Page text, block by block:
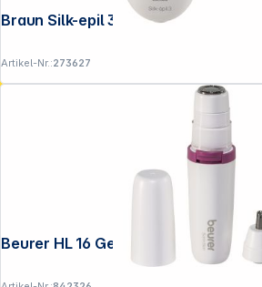
Braun Silk-epil 3 SE 3-031
Artikel-Nr.:273627
Beurer HL 16 Gesichtsrasierer Damen